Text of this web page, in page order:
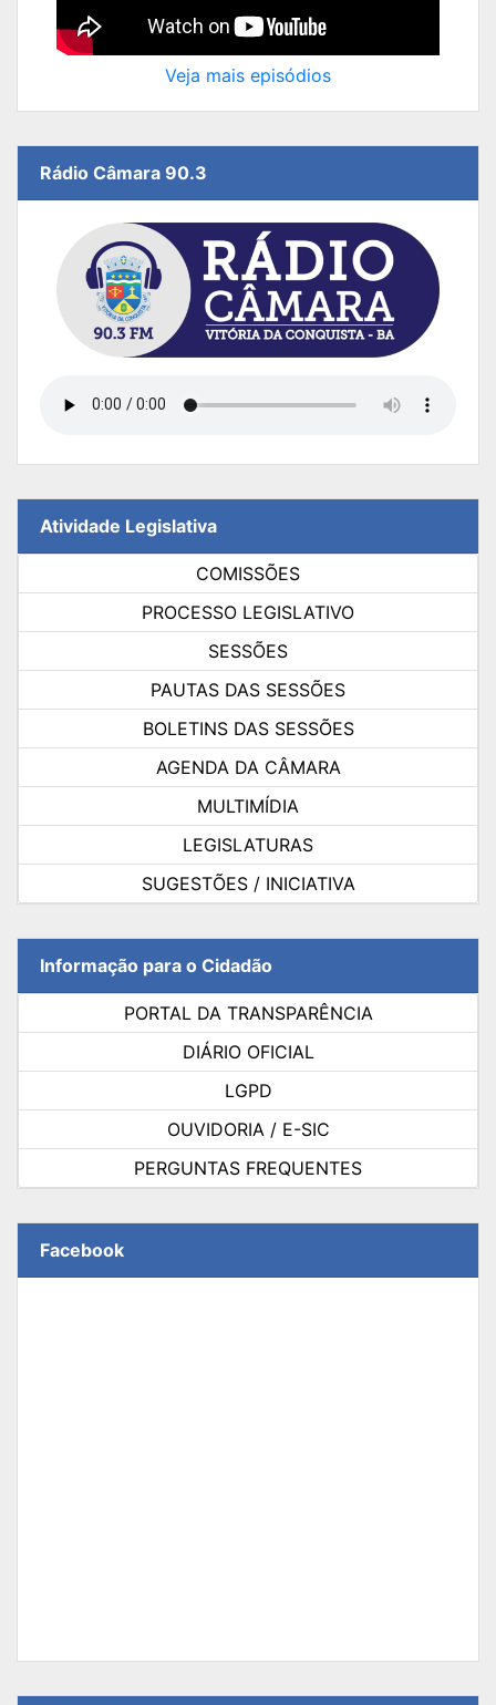
Veja mais episódios
Rádio Câmara 90.3
Atividade Legislativa
COMISSÕES
PROCESSO LEGISLATIVO
SESSÕES
PAUTAS DAS SESSÕES
BOLETINS DAS SESSÕES
AGENDA DA CÂMARA
MULTIMÍDIA
LEGISLATURAS
SUGESTÕES / INICIATIVA
Informação para o Cidadão
PORTAL DA TRANSPARÊNCIA
DIÁRIO OFICIAL
LGPD
OUVIDORIA / E-SIC
PERGUNTAS FREQUENTES
Facebook